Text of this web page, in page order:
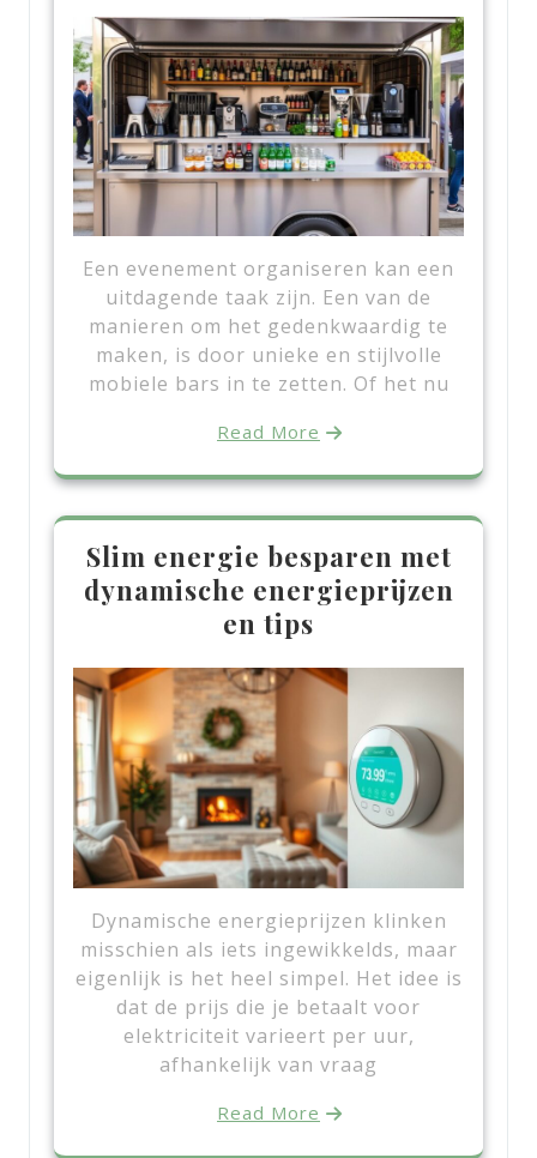
Een evenement organiseren kan een
uitdagende taak zijn. Een van de
manieren om het gedenkwaardig te
maken, is door unieke en stijlvolle
mobiele bars in te zetten. Of het nu
Read More
Slim energie besparen met
dynamische energieprijzen
en tips
Dynamische energieprijzen klinken
misschien als iets ingewikkelds, maar
eigenlijk is het heel simpel. Het idee is
dat de prijs die je betaalt voor
elektriciteit varieert per uur,
afhankelijk van vraag
Read More